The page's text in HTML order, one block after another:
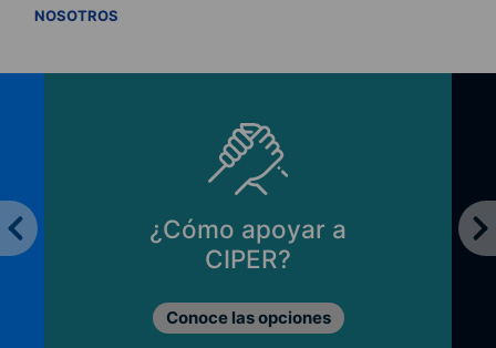
NOSOTROS
¿Cómo apoyar a
CIPER?
Conoce las opciones